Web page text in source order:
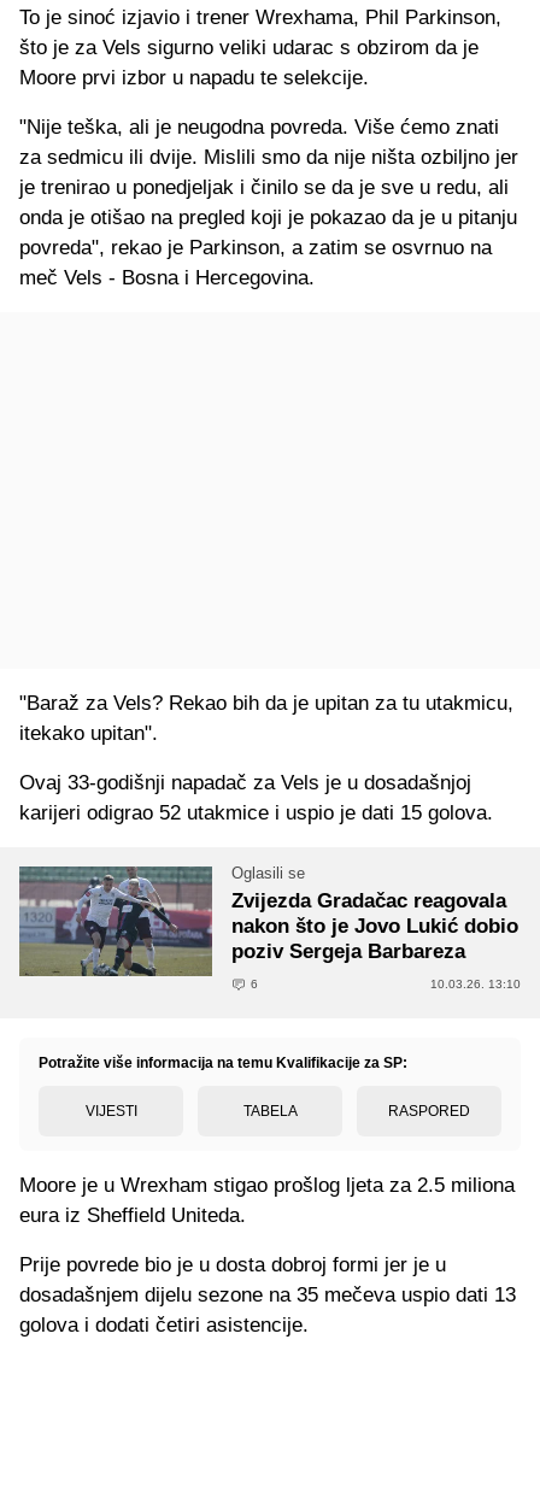
To je sinoć izjavio i trener Wrexhama, Phil Parkinson,
što je za Vels sigurno veliki udarac s obzirom da je
Moore prvi izbor u napadu te selekcije.
"Nije teška, ali je neugodna povreda. Više ćemo znati
za sedmicu ili dvije. Mislili smo da nije ništa ozbiljno jer
je trenirao u ponedjeljak i činilo se da je sve u redu, ali
onda je otišao na pregled koji je pokazao da je u pitanju
povreda", rekao je Parkinson, a zatim se osvrnuo na
meč Vels - Bosna i Hercegovina.
"Baraž za Vels? Rekao bih da je upitan za tu utakmicu,
itekako upitan".
Ovaj 33-godišnji napadač za Vels je u dosadašnjoj
karijeri odigrao 52 utakmice i uspio je dati 15 golova.
Oglasili se
Zvijezda Gradačac reagovala
nakon što je Jovo Lukić dobio
poziv Sergeja Barbareza
6 10.03.26. 13:10
Potražite više informacija na temu Kvalifikacije za SP:
VIJESTI TABELA RASPORED
Moore je u Wrexham stigao prošlog ljeta za 2.5 miliona
eura iz Sheffield Uniteda.
Prije povrede bio je u dosta dobroj formi jer je u
dosadašnjem dijelu sezone na 35 mečeva uspio dati 13
golova i dodati četiri asistencije.